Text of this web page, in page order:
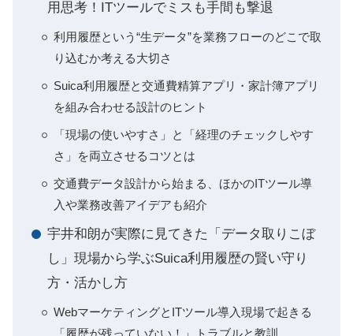
用思考！ITツールでミスも手間も撃退
利用履歴という“生データ”を業務フローのどこで取
り込むか考える大切さ
Suica利用履歴と交通費精算アプリ・家計簿アプリ
を組み合わせる設計のヒント
「現場の使いやすさ」と「経理のチェックしやす
さ」を両立させるコツとは
交通費データ設計から始まる、ほかのITツール導
入や業務改善アイデアも紹介
宇井和朗が実際に見てきた「データ取りこぼ
し」現場から学ぶSuica利用履歴の賢い守り
方・活かし方
WebマーケティングとITツール導入現場で起きる